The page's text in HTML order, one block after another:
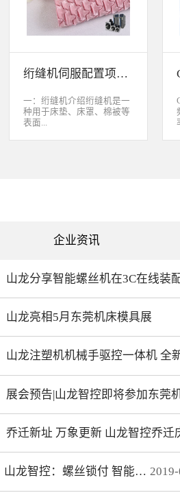
绗缝机伺服配置项目介绍
一：绗缝机介绍绗缝机是一
种用于床垫、床罩、棉被等
表面...
为单针设计，采用电脑可视
化界面控制机器移动实现花
绗缝机是以XY—Z型运动的
动，Z轴控制机头的绗缝。
（1）Z轴方向运动——绗缝
针上下的运动。（两个伺
（一个伺服）（3）Y轴方向
运动。（一个伺服）其中Z
轴是要两个伺服来配合完
成，伺服Z1：控制绗缝针上
动跟随不用电脑系统控制。
所以电脑是三轴系统，但却
控制着4个伺服。Z轴主要工
艺是：在500-2800针/分的
速度下，保证针始终能插入
企业资讯
山龙亮相5月东莞机床模具展
山龙注塑机机械手驱控一体机 全
山龙智控：螺丝锁付 智能升级 2019-